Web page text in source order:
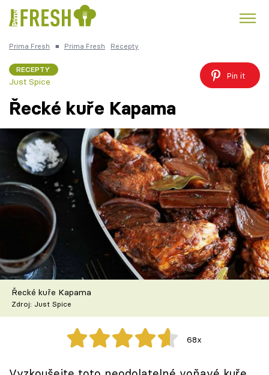
Česká kuchyně
Témata
Recepty
Články
TV Program
Škola vaření
Recepty z TV
Speciál: Cuketa
Těhotnej kuchař
Prima Fresh ■ Prima Fresh Recepty
RECEPTY
Just Spice
Pin it
Řecké kuře Kapama
Řecké kuře Kapama
Zdroj: Just Spice
68x